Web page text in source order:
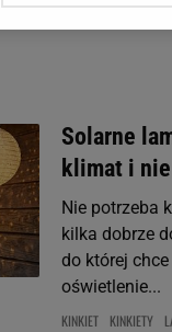
Solarne
klimat i
Nie potrzeba
kilka dobrze
do której
oświetlenie...
KINKIET KINKIETY
My, nasi Zaufani
Użycie dokładnych
Przechowywanie
badnie odbiorców i